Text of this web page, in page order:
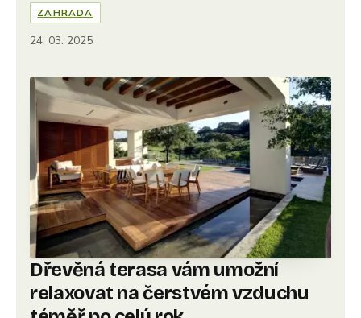
ZAHRADA
24. 03. 2025
Dřevěná terasa vám umožní
relaxovat na čerstvém vzduchu